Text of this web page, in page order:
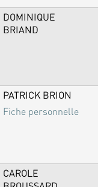
DOMINIQUE
BRIAND
PATRICK BRION
Fiche personnelle
CAROLE